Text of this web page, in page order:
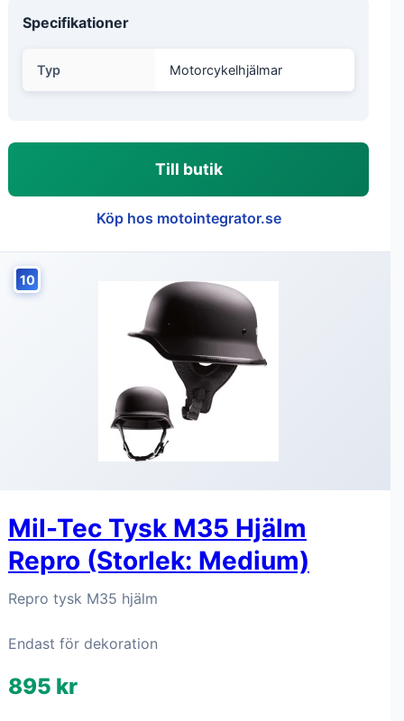
Specifikationer
Typ Motorcykelhjälmar
Till butik
Köp hos motointegrator.se
10
Mil-Tec Tysk M35 Hjälm
Repro (Storlek: Medium)
Repro tysk M35 hjälm
Endast för dekoration
895 kr